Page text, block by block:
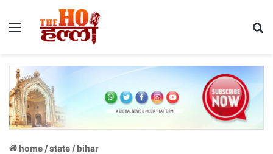
Menu
home /state / bihar